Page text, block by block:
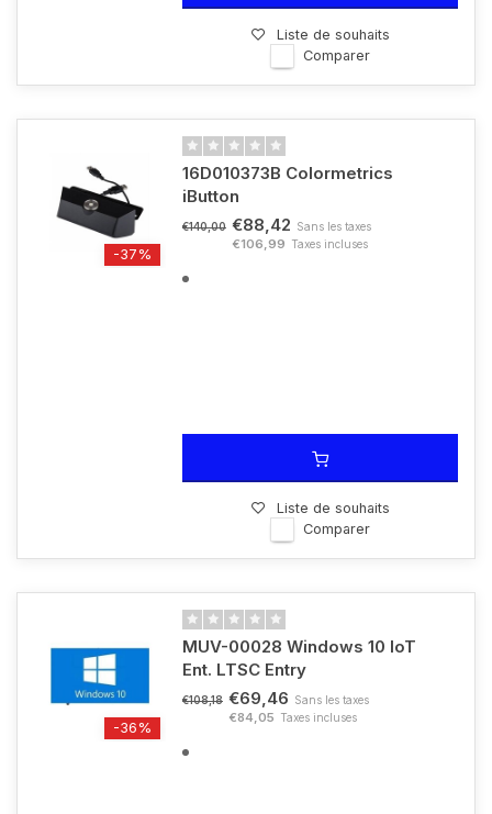
Liste de souhaits
Comparer
-37%
16D010373B Colormetrics
iButton
€140,00 €88,42 Sans les taxes
€106,99 Taxes incluses
Liste de souhaits
Comparer
-36%
MUV-00028 Windows 10 IoT
Ent. LTSC Entry
€108,18 €69,46 Sans les taxes
€84,05 Taxes incluses